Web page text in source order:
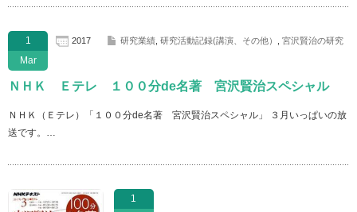
1
Mar
2017 研究業績 研究活動記録(講演、その他） 宮沢賢治の研究
ＮＨＫ Ｅテレ １００分de名著 宮沢賢治スペシャル
ＮＨＫ（Ｅテレ）「１００分de名著 宮沢賢治スペシャル」 ３月いっぱいの放
送です。…
1